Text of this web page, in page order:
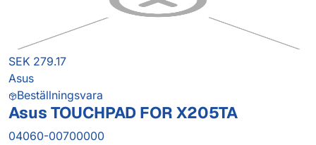
SEK 279.17
Asus
Beställningsvara
Asus TOUCHPAD FOR X205TA
04060-00700000